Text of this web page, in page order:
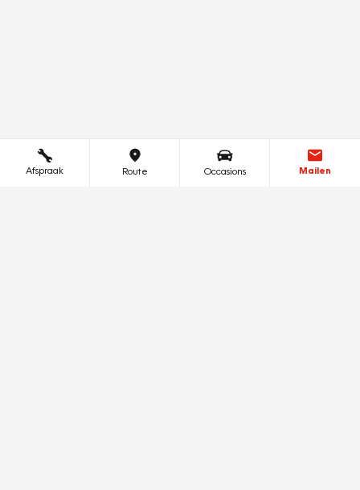
Afspraak Route Occasions Mailen